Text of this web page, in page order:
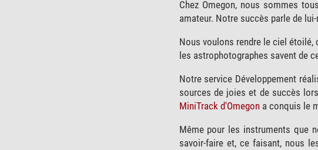
Chez Omegon, nous sommes
amateur. Notre succès parle de
Nous voulons rendre le ciel étoilé,
les astrophotographes savent de
Notre service Développement
sources de joies et de succès
MiniTrack d'Omegona conquis le
Même pour les instruments que
savoir-faire et, ce faisant, nous